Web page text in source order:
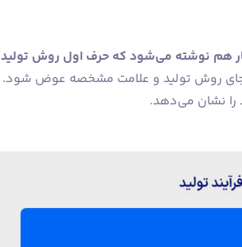
هم نوشته می‌شود که حرف اول روش تولید
روش تولید و علامت مشخصه عوض شود.
را نشان می‌دهد.